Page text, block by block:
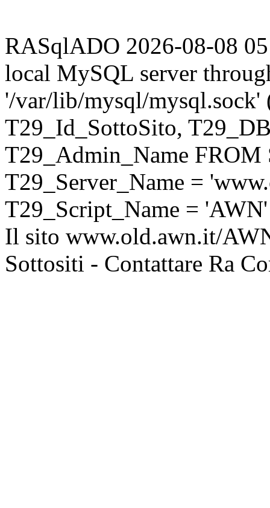
RASqlADO 2026-08-08
local MySQL server
'/var/lib/mysql/mysql.sock'
T29_Id_SottoSito,
T29_Admin_Name
T29_Server_Name =
T29_Script_Name = 'AWN'
Il sito www.old.awn.it/
Sottositi - Contattare Ra